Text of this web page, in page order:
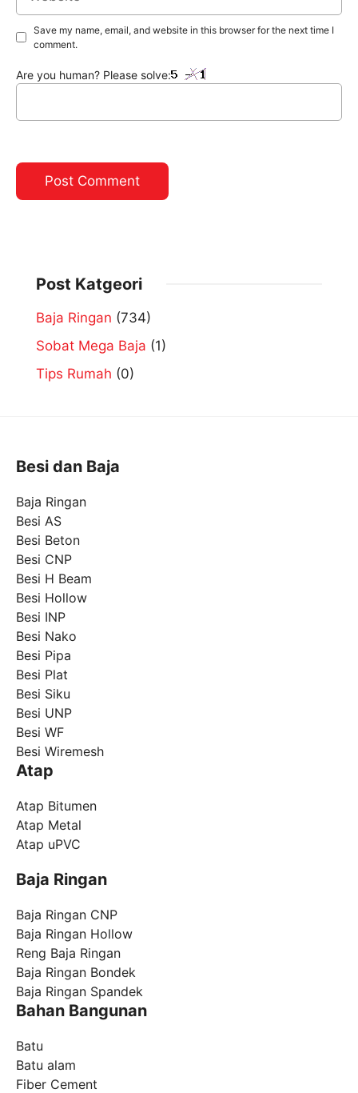
Save my name, email, and website in this browser for the next time I
comment.
Are you human? Please solve:
Post Katgeori
Baja Ringan (734)
Sobat Mega Baja (1)
Tips Rumah (0)
Besi dan Baja
Baja Ringan
Besi AS
Besi Beton
Besi CNP
Besi H Beam
Besi Hollow
Besi INP
Besi Nako
Besi Pipa
Besi Plat
Besi Siku
Besi UNP
Besi WF
Besi Wiremesh
Atap
Atap Bitumen
Atap Metal
Atap uPVC
Baja Ringan
Baja Ringan CNP
Baja Ringan Hollow
Reng Baja Ringan
Baja Ringan Bondek
Baja Ringan Spandek
Bahan Bangunan
Batu
Batu alam
Fiber Cement